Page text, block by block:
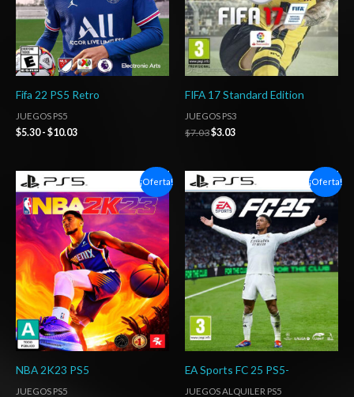
Fifa 22 PS5 Retro
JUEGOS PS5
$5.30 - $10.03
FIFA 17 Standard Edition
JUEGOS PS3
$7.03$3.03
¡Oferta!
NBA 2K23 PS5
JUEGOS PS5
Rango
de
precios:
desde
$14.03
hasta
$20.03
¡Oferta!
EA Sports FC 25 PS5-
JUEGOS ALQUILER PS5
Rango
de
precios:
desde
$5.00
hasta
$8.00